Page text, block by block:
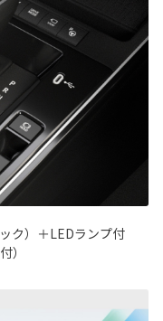
ク）＋LEDランプ付
）